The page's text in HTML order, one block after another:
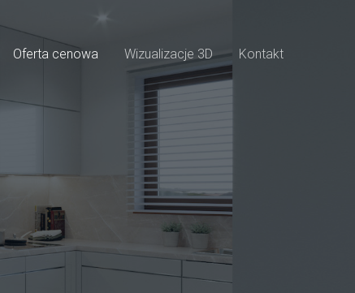
Oferta cenowa Wizualizacje 3D Kontakt